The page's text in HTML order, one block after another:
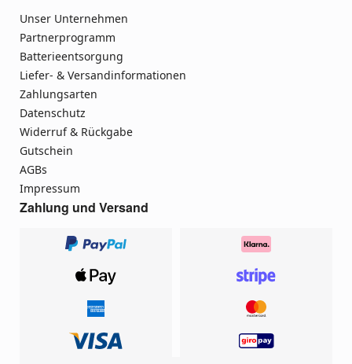
Unser Unternehmen
Partnerprogramm
Batterieentsorgung
Liefer- & Versandinformationen
Zahlungsarten
Datenschutz
Widerruf & Rückgabe
Gutschein
AGBs
Impressum
Zahlung und Versand